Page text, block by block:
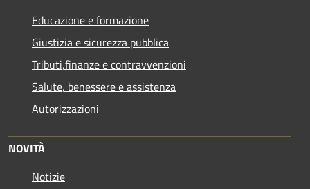
Educazione e formazione
Giustizia e sicurezza pubblica
Tributi,finanze e contravvenzioni
Salute, benessere e assistenza
Autorizzazioni
NOVITÀ
Notizie